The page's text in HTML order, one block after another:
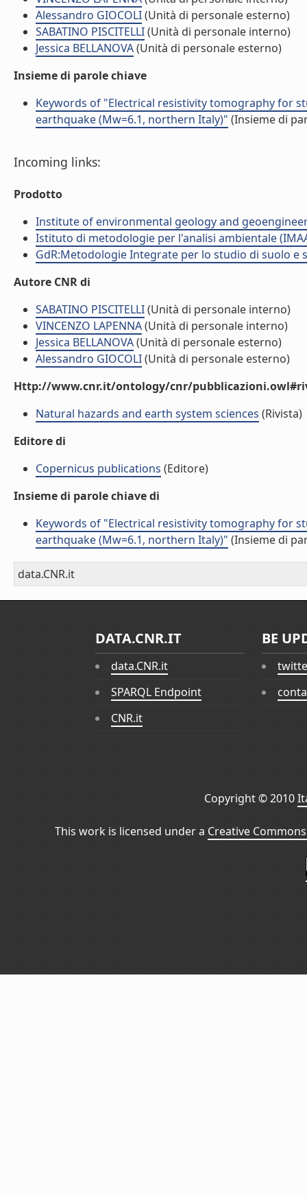
Alessandro GIOCOLI(Unità di personale esterno)
SABATINO PISCITELLI(Unità di personale interno)
Jessica BELLANOVA(Unità di personale esterno)
Insieme di parole chiave
Keywords of "Electrical resistivity tomography for
earthquake (Mw=6.1, northern Italy)" (Insieme di
Incoming links:
Prodotto
Institute of environmental geology and
Istituto di metodologie per l'analisi ambientale
GdR:Metodologie Integrate per lo studio di suolo e
Autore CNR di
SABATINO PISCITELLI(Unità di personale interno)
VINCENZO LAPENNA(Unità di personale interno)
Jessica BELLANOVA(Unità di personale esterno)
Alessandro GIOCOLI(Unità di personale esterno)
Http://www.cnr.it/ontology/cnr/
Natural hazards and earth system sciences (Rivista)
Editore di
Copernicus publications (Editore)
Insieme di parole chiave di
Keywords of "Electrical resistivity tomography for
earthquake (Mw=6.1, northern Italy)" (Insieme di
data.CNR.it
DATA.CNR.IT
data.CNR.it
SPARQL Endpoint
CNR.it
BE
Copyright © 2010
This work is licensed under a Creative